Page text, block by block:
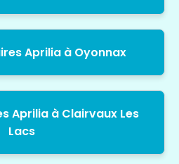
Aprilia à Oyonnax
Aprilia à Clairvaux Les
Lacs